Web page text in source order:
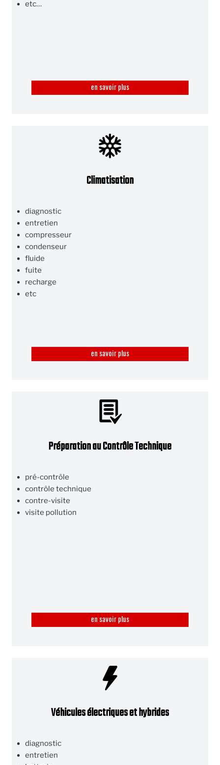
etc…
en savoir plus
Climatisation
diagnostic
entretien
compresseur
condenseur
fluide
fuite
recharge
etc
en savoir plus
Préparation au Contrôle Technique
pré-contrôle
contrôle technique
contre-visite
visite pollution
en savoir plus
Véhicules électriques et hybrides
diagnostic
entretien